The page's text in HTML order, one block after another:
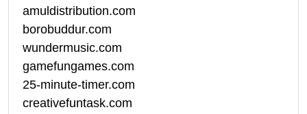
amuldistribution.com
borobuddur.com
wundermusic.com
gamefungames.com
25-minute-timer.com
creativefuntask.com